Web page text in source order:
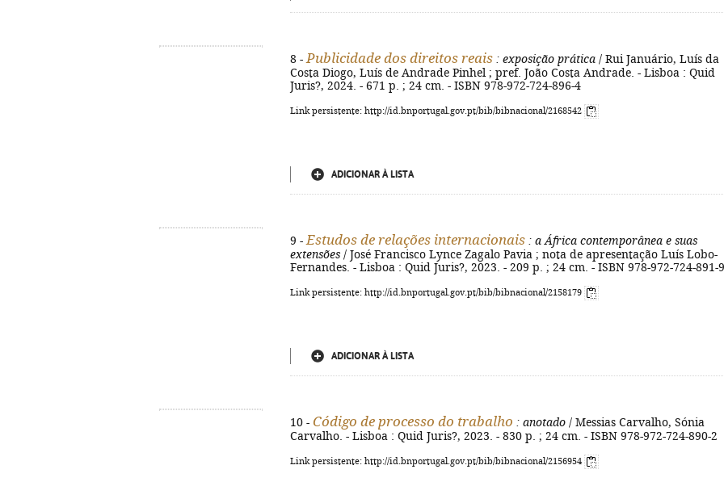
8 - Publicidade dos direitos reais : exposição prática / Rui Januário, Luís da
Costa Diogo, Luís de Andrade Pinhel ; pref. João Costa Andrade. - Lisboa : Quid
Juris?, 2024. - 671 p. ; 24 cm. - ISBN 978-972-724-896-4
Link persistente: http://id.bnportugal.gov.pt/bib/bibnacional/2168542
ADICIONAR À LISTA
9 - Estudos de relações internacionais : a África contemporânea e suas
extensões / José Francisco Lynce Zagalo Pavia ; nota de apresentação Luís Lobo-
Fernandes. - Lisboa : Quid Juris?, 2023. - 209 p. ; 24 cm. - ISBN 978-972-724-891-9
Link persistente: http://id.bnportugal.gov.pt/bib/bibnacional/2158179
ADICIONAR À LISTA
10 - Código de processo do trabalho : anotado / Messias Carvalho, Sónia
Carvalho. - Lisboa : Quid Juris?, 2023. - 830 p. ; 24 cm. - ISBN 978-972-724-890-2
Link persistente: http://id.bnportugal.gov.pt/bib/bibnacional/2156954